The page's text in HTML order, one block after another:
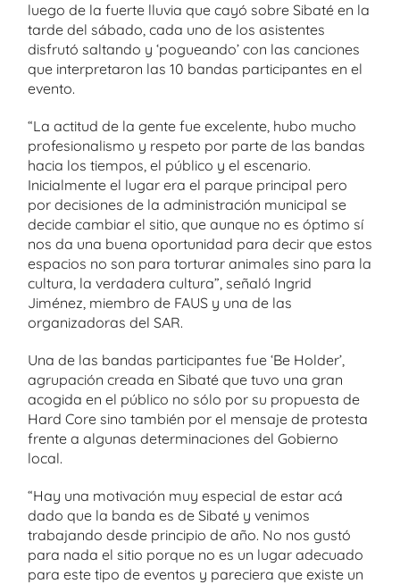
luego de la fuerte lluvia que cayó sobre Sibaté en la
tarde del sábado, cada uno de los asistentes
disfrutó saltando y ‘pogueando’ con las canciones
que interpretaron las 10 bandas participantes en el
evento.
“La actitud de la gente fue excelente, hubo mucho
profesionalismo y respeto por parte de las bandas
hacia los tiempos, el público y el escenario.
Inicialmente el lugar era el parque principal pero
por decisiones de la administración municipal se
decide cambiar el sitio, que aunque no es óptimo sí
nos da una buena oportunidad para decir que estos
espacios no son para torturar animales sino para la
cultura, la verdadera cultura”, señaló Ingrid
Jiménez, miembro de FAUS y una de las
organizadoras del SAR.
Una de las bandas participantes fue ‘Be Holder’,
agrupación creada en Sibaté que tuvo una gran
acogida en el público no sólo por su propuesta de
Hard Core sino también por el mensaje de protesta
frente a algunas determinaciones del Gobierno
local.
“Hay una motivación muy especial de estar acá
dado que la banda es de Sibaté y venimos
trabajando desde principio de año. No nos gustó
para nada el sitio porque no es un lugar adecuado
para este tipo de eventos y pareciera que existe un